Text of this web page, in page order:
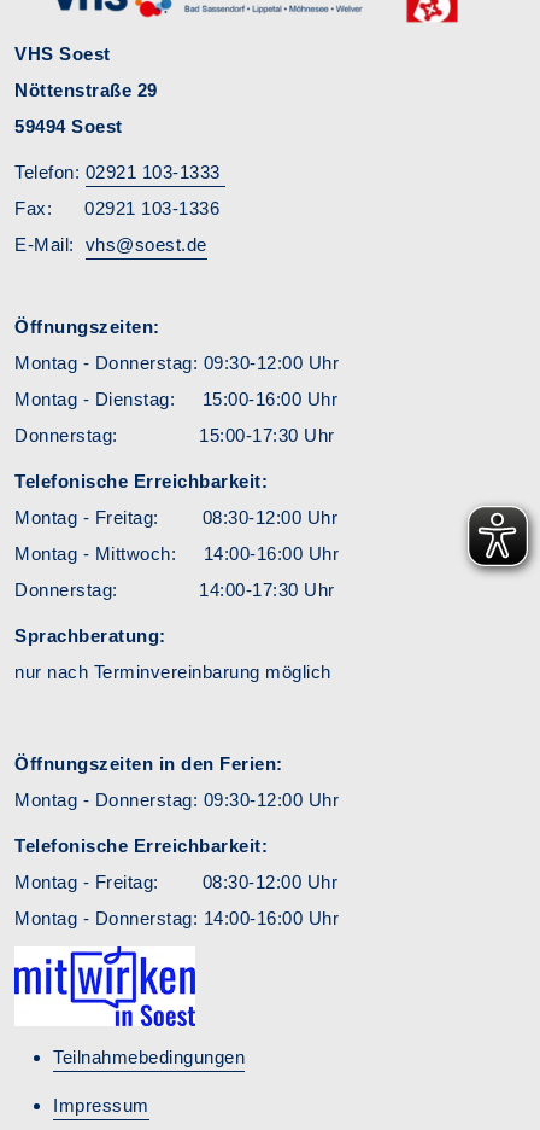
VHS Soest
Nöttenstraße 29
59494 Soest
Telefon: 02921 103-1333
Fax: 02921 103-1336
E-Mail: vhs@soest.de
Öffnungszeiten:
Montag - Donnerstag: 09:30-12:00 Uhr
Montag - Dienstag: 15:00-16:00 Uhr
Donnerstag: 15:00-17:30 Uhr
Telefonische Erreichbarkeit:
Montag - Freitag: 08:30-12:00 Uhr
Montag - Mittwoch: 14:00-16:00 Uhr
Donnerstag: 14:00-17:30 Uhr
Sprachberatung:
nur nach Terminvereinbarung möglich
Öffnungszeiten in den Ferien:
Montag - Donnerstag: 09:30-12:00 Uhr
Telefonische Erreichbarkeit:
Montag - Freitag: 08:30-12:00 Uhr
Montag - Donnerstag: 14:00-16:00 Uhr
Teilnahmebedingungen
Impressum